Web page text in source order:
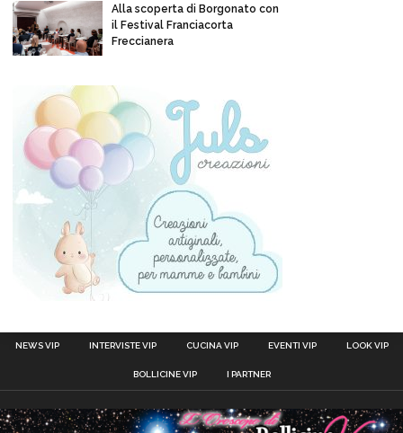
Alla scoperta di Borgonato con
il Festival Franciacorta
Freccianera
NEWS VIP INTERVISTE VIP CUCINA VIP EVENTI VIP LOOK VIP
BOLLICINE VIP I PARTNER